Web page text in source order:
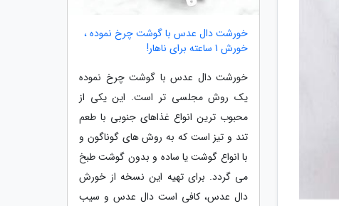
خورشت دال عدس با گوشت چرخ نموده ،
خورش 1 ساعته برای ناهار!
خورشت دال عدس با گوشت چرخ نموده
یک روش مجلسی تر است. این یکی از
محبوب ترین انواع غذاهای جنوبی با طعم
تند و تیز است که به روش های گوناگون و
با انواع گوشت یا ساده و بدون گوشت طبخ
می گردد. برای تهیه این نسخه از خورش
دال عدس، کافی است دال عدس و سیب